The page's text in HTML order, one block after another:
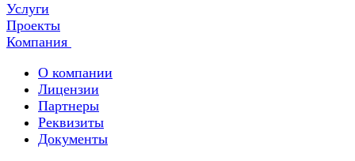
Услуги
Проекты
Компания
О компании
Лицензии
Партнеры
Реквизиты
Документы